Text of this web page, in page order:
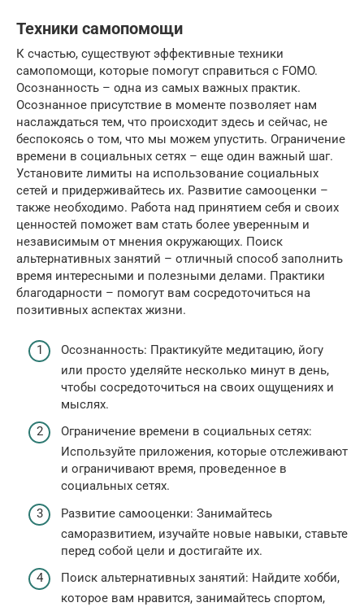
Техники самопомощи
К счастью, существуют эффективные техники
самопомощи, которые помогут справиться с FOMO.
Осознанность – одна из самых важных практик.
Осознанное присутствие в моменте позволяет нам
наслаждаться тем, что происходит здесь и сейчас, не
беспокоясь о том, что мы можем упустить. Ограничение
времени в социальных сетях – еще один важный шаг.
Установите лимиты на использование социальных
сетей и придерживайтесь их. Развитие самооценки –
также необходимо. Работа над принятием себя и своих
ценностей поможет вам стать более уверенным и
независимым от мнения окружающих. Поиск
альтернативных занятий – отличный способ заполнить
время интересными и полезными делами. Практики
благодарности – помогут вам сосредоточиться на
позитивных аспектах жизни.
Осознанность: Практикуйте медитацию, йогу
или просто уделяйте несколько минут в день,
чтобы сосредоточиться на своих ощущениях и
мыслях.
Ограничение времени в социальных сетях:
Используйте приложения, которые отслеживают
и ограничивают время, проведенное в
социальных сетях.
Развитие самооценки: Занимайтесь
саморазвитием, изучайте новые навыки, ставьте
перед собой цели и достигайте их.
Поиск альтернативных занятий: Найдите хобби,
которое вам нравится, занимайтесь спортом,